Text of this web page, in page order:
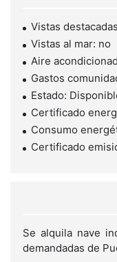
Vistas
Vistas al mar: no
Aire
Gastos
Estado:
Certificado
Consumo
Certificado
Se alquila nave
demandadas de